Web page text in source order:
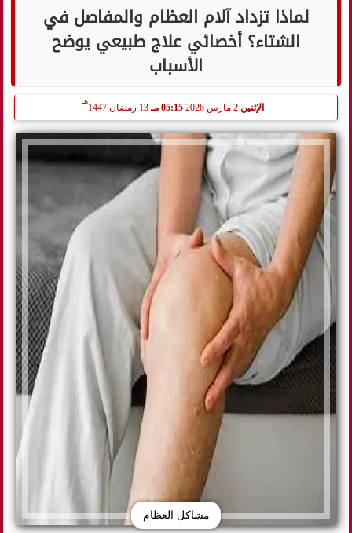
لماذا تزداد آلام العظام والمفاصل في
الشتاء؟ أخصائي علاج طبيعي يوضح
الأسباب
الإثنين 05:15 مـ 13 رمضان 1447
هـ
مشاكل العظام